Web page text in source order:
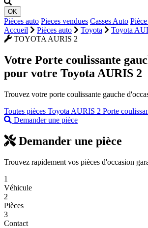
OK
Pièces auto Pieces vendues Casses Auto
Accueil
Pièces auto Toyota Toyota
TOYOTA AURIS 2
Votre Porte coulissante
pour votre Toyota AURIS 2
Trouvez votre porte coulissante gauche
Toutes pièces Toyota AURIS 2 Porte
Demander une pièce
Demander une pièce
Trouvez rapidement vos pièces d'occasion
1
Véhicule
2
Pièces
3
Contact